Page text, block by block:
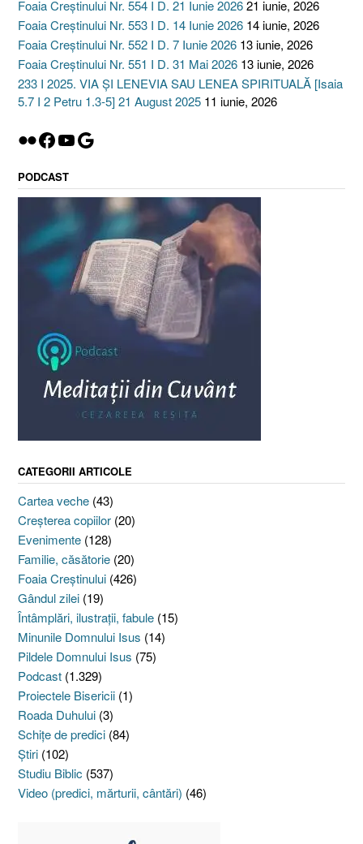
Foaia Creștinului Nr. 554 I D. 21 Iunie 202621 iunie, 2026
Foaia Creștinului Nr. 553 I D. 14 Iunie 2026 14 iunie, 2026
Foaia Creștinului Nr. 552 I D. 7 Iunie 2026 13 iunie, 2026
Foaia Creștinului Nr. 551 I D. 31 Mai 2026 13 iunie, 2026
233 I 2025. VIA ȘI LENEVIA SAU LENEA SPIRITUALĂ [Isaia
5.7 I 2 Petru 1.3-5] 21 August 2025 11 iunie, 2026
Flickr
Facebook
YouTube
Google
PODCAST
CATEGORII ARTICOLE
Cartea veche (43)
Creşterea copiilor (20)
Evenimente (128)
Familie, căsătorie (20)
Foaia Creştinului (426)
Gândul zilei (19)
Întâmplări, ilustraţii, fabule (15)
Minunile Domnului Isus (14)
Pildele Domnului Isus (75)
Podcast (1.329)
Proiectele Bisericii (1)
Roada Duhului (3)
Schiţe de predici (84)
Ştiri (102)
Studiu Biblic (537)
Video (predici, mărturii, cântări) (46)